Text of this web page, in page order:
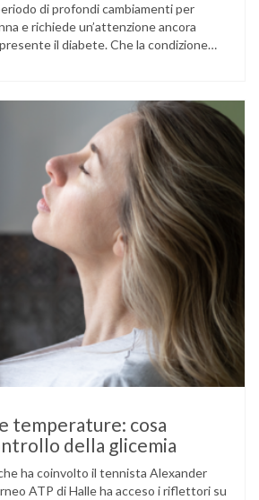
di profondi cambiamenti per
e richiede un’attenzione ancora
il diabete. Che la condizione
(diabete gestazionale),
temperature: cosa
della glicemia
ha coinvolto il tennista Alexander
ATP di Halle ha acceso i riflettori su